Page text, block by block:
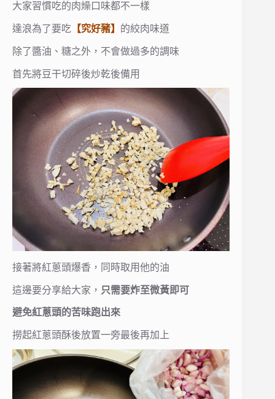
大家習慣吃的肉燥口味都不一樣
達浪為了要吃 【究好豬】 的絞肉味道
除了醬油、糖之外，不會做過多的調味
首先將豆干切碎後炒乾後備用
接著將紅蔥頭爆香，同時取用他的油
這邊要分享給大家， 只需要炸至微黃即可
避免紅蔥頭的苦味跑出來
撈起紅蔥頭酥後放置一旁最後再加上